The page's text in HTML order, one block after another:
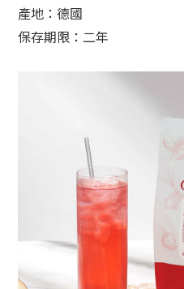
產地：德國
保存期限 ：二年